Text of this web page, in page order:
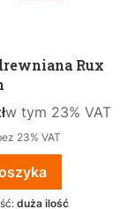
Rux
w tym %s VAT
w tym 23% VAT
23% VAT
duża ilość